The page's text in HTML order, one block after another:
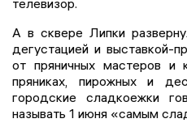
телевизор.
А в сквере Липки
дегустацией и выставкой-
от пряничных мастеров и
пряниках, пирожных и
городские сладкоежки
называть 1 июня «самым